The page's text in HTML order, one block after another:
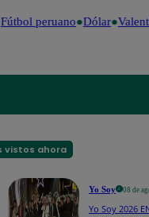
peruano Dólar
vistos ahora
Yo Soy 08 de
Yo Soy 2026